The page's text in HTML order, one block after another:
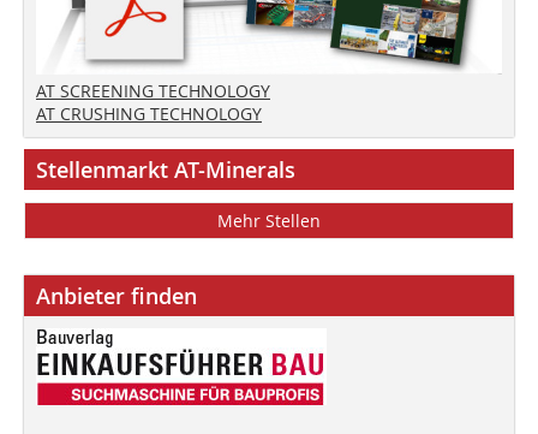
AT SCREENING TECHNOLOGY
AT CRUSHING TECHNOLOGY
Stellenmarkt AT-Minerals
Mehr Stellen
Anbieter finden